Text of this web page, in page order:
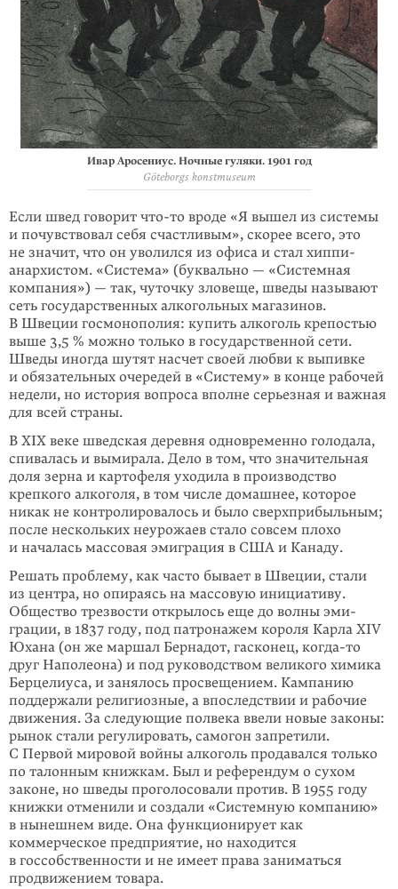
Ивар Аросениус. Ночные гуляки. 1901 год
Göteborgs konstmuseum
Если швед говорит что-то вроде «Я вышел из системы
и почувствовал себя счастливым», скорее всего, это
не значит, что он уволился из офиса и стал хиппи-
анархистом. «Система» (буквально — «Системная
компания») — так, чуточку зловеще, шведы называют
сеть государственных алкогольных мага­зинов.
В Швеции госмонополия: купить алкоголь крепостью
выше 3,5 % можно только в государственной сети.
Шведы иногда шутят насчет своей любви к выпивке
и обя­за­тельных очередей в «Систему» в конце рабочей
недели, но история вопроса вполне серьезная и важная
для всей страны.
В XIX веке шведская деревня одновременно голодала,
спивалась и вымирала. Дело в том, что значительная
доля зерна и картофеля уходила в производство
крепкого алкоголя, в том числе домашнее, которое
никак не контролировалось и было сверхприбыльным;
после нескольких неурожаев стало совсем плохо
и началась массовая эмиграция в США и Канаду.
Решать проблему, как часто бывает в Швеции, стали
из центра, но опираясь на массовую инициативу.
Общество трезвости открылось еще до волны эми­
грации, в 1837 году, под патронажем короля Карла XIV
Юхана (он же маршал Бернадот, гасконец, когда-то
друг Наполеона) и под руководством великого химика
Берцелиуса, и занялось просвещением. Кампанию
поддержали рели­гиозные, а впоследствии и рабочие
движения. За следующие полвека ввели новые законы:
рынок стали регулировать, самогон запретили.
С Первой миро­вой войны алкоголь продавался только
по талонным книжкам. Был и рефе­рендум о сухом
законе, но шведы проголосовали против. В 1955 году
книжки отменили и создали «Системную компанию»
в нынешнем виде. Она функ­ционирует как
коммерческое предприятие, но находится
в госсобственности и не имеет права заниматься
продвижением товара.